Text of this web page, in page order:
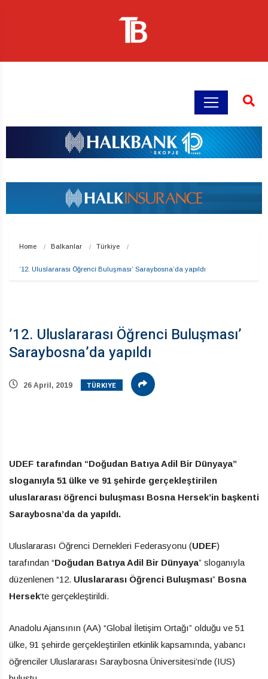
Home Balkanlar Türkiye
’12. Uluslararası Öğrenci Buluşması’ Saraybosna’da yapıldı
’12. Uluslararası Öğrenci Buluşması’
Saraybosna’da yapıldı
26 April, 2019 TÜRKIYE
UDEF tarafından “Doğudan Batıya Adil Bir Dünyaya”
sloganıyla 51 ülke ve 91 şehirde gerçekleştirilen
uluslararası öğrenci buluşması Bosna Hersek’in başkenti
Saraybosna’da da yapıldı.
Uluslararası Öğrenci Dernekleri Federasyonu (UDEF)
tarafından “Doğudan Batıya Adil Bir Dünyaya” sloganıyla
düzenlenen “12. Uluslararası Öğrenci Buluşması” Bosna
Hersek‘te gerçekleştirildi.
Anadolu Ajansının (AA) “Global İletişim Ortağı” olduğu ve 51
ülke, 91 şehirde gerçekleştirilen etkinlik kapsamında, yabancı
öğrenciler Uluslararası Saraybosna Üniversitesi’nde (IUS)